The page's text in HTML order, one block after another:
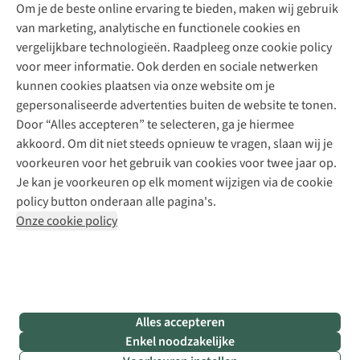
Om je de beste online ervaring te bieden, maken wij gebruik
van marketing, analytische en functionele cookies en
vergelijkbare technologieën. Raadpleeg onze cookie policy
voor meer informatie. Ook derden en sociale netwerken
kunnen cookies plaatsen via onze website om je
gepersonaliseerde advertenties buiten de website te tonen.
Door “Alles accepteren” te selecteren, ga je hiermee
akkoord. Om dit niet steeds opnieuw te vragen, slaan wij je
voorkeuren voor het gebruik van cookies voor twee jaar op.
Je kan je voorkeuren op elk moment wijzigen via de cookie
policy button onderaan alle pagina's.
Onze cookie policy
Alles accepteren
Enkel noodzakelijke
Schoenherstelling
Kledingherstelling
Retouches
Voor bedrijven
Explore Camp
Gear Check
Inspiratie & advies
Meld je aan voor de nieuwsbrief
Follow us
Disclaimer Privacy Policy
Algemene voorwaarden
Cookie Policy